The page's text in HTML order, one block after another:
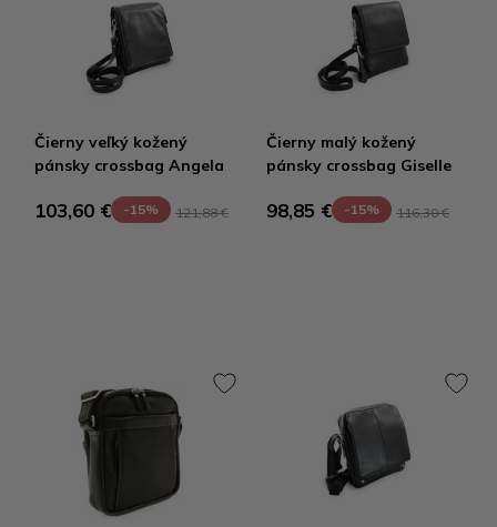
Čierny veľký kožený
pánsky crossbag Angela
103,60 € -15% 121,88 €
Čierny malý kožený
pánsky crossbag Giselle
98,85 € -15% 116,30 €